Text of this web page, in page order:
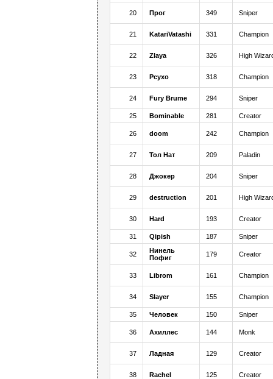
20 Прог 349 Sniper
21 KatariVatashi 331 Champion
22 Zlaya 326 High
23 Pcyxo 318 Champion
24 Fury Brume 294 Sniper
25 Bominable 281 Creator
26 doom 242 Champion
27 Тол Нат 209 Paladin
28 Джокер 204 Sniper
29 destruction 201 High
30 Hard 193 Creator
31 Qipish 187 Sniper
32
Нинель
Пофиг
179 Creator
33 Librom 161 Champion
34 SIayer 155 Champion
35 Человек 150 Sniper
36 Ахиллес 144 Monk
37 Ладная 129 Creator
38 Rachel 125 Creator